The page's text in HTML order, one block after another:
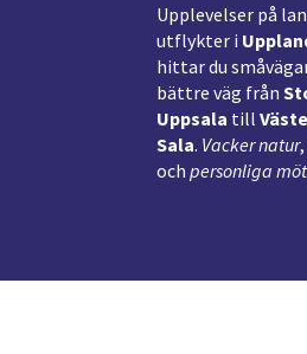
Upplevelser på
utflykter i
hittar du
bättre väg från
Uppsala till
Sala. Vacker natur,
och personliga